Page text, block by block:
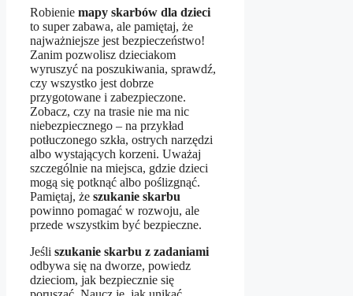
Robienie mapy skarbów dla dzieci
to super zabawa, ale pamiętaj, że
najważniejsze jest bezpieczeństwo!
Zanim pozwolisz dzieciakom
wyruszyć na poszukiwania, sprawdź,
czy wszystko jest dobrze
przygotowane i zabezpieczone.
Zobacz, czy na trasie nie ma nic
niebezpiecznego – na przykład
potłuczonego szkła, ostrych narzędzi
albo wystających korzeni. Uważaj
szczególnie na miejsca, gdzie dzieci
mogą się potknąć albo poślizgnąć.
Pamiętaj, że szukanie skarbu
powinno pomagać w rozwoju, ale
przede wszystkim być bezpieczne.
Jeśli szukanie skarbu z zadaniami
odbywa się na dworze, powiedz
dzieciom, jak bezpiecznie się